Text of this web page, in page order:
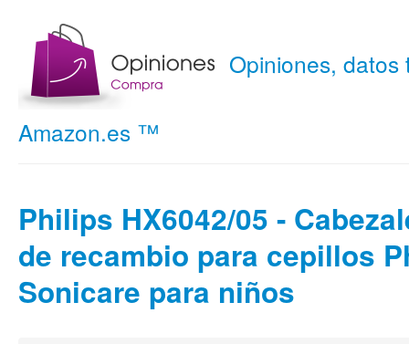
Opiniones,
Amazon.es ™
Philips HX6042/05 -
de recambio para cepillos
Sonicare para niños